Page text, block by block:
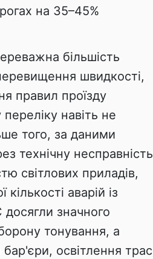
на 35–45%
більшість
швидкості,
правил проїзду
навіть не
того, за даними
технічну несправність
світлових приладів,
аварій із
значного
тонування, а
бар'єри, освітлення трас